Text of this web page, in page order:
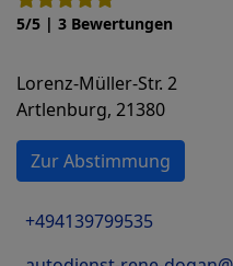
5/5 | 3 Bewertungen
Lorenz-Müller-Str. 2
Artlenburg, 21380
Zur Abstimmung
+494139799535